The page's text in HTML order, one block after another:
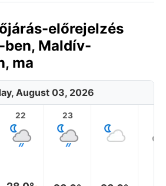
előrejelzés
ben, Maldív-
ma
August 03, 2026
22 23